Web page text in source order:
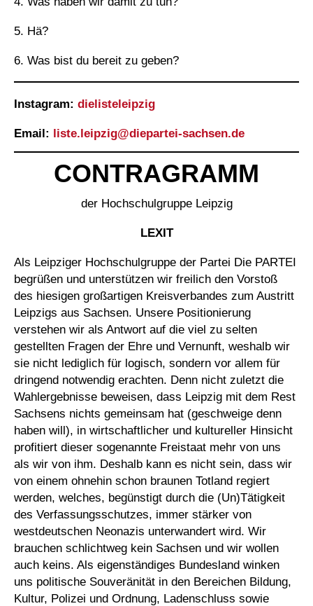
5. Hä?
6. Was bist du bereit zu geben?
Instagram: dielisteleipzig
Email: liste.leipzig@diepartei-sachsen.de
CONTRAGRAMM
der Hochschulgruppe Leipzig
LEXIT
Als Leipziger Hochschulgruppe der Partei Die PARTEI
begrüßen und unterstützen wir freilich den Vorstoß
des hiesigen großartigen Kreisverbandes zum Austritt
Leipzigs aus Sachsen. Unsere Positionierung
verstehen wir als Antwort auf die viel zu selten
gestellten Fragen der Ehre und Vernunft, weshalb wir
sie nicht lediglich für logisch, sondern vor allem für
dringend notwendig erachten. Denn nicht zuletzt die
Wahlergebnisse beweisen, dass Leipzig mit dem Rest
Sachsens nichts gemeinsam hat (geschweige denn
haben will), in wirtschaftlicher und kultureller Hinsicht
profitiert dieser sogenannte Freistaat mehr von uns
als wir von ihm. Deshalb kann es nicht sein, dass wir
von einem ohnehin schon braunen Totland regiert
werden, welches, begünstigt durch die (Un)Tätigkeit
des Verfassungsschutzes, immer stärker von
westdeutschen Neonazis unterwandert wird. Wir
brauchen schlichtweg kein Sachsen und wir wollen
auch keins. Als eigenständiges Bundesland winken
uns politische Souveränität in den Bereichen Bildung,
Kultur, Polizei und Ordnung, Ladenschluss sowie